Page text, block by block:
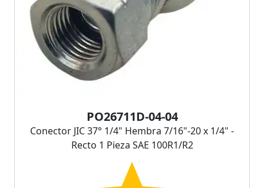
PO26711D-04-04
Conector JIC 37° 1/4" Hembra 7/16"-20 x 1/4" -
Recto 1 Pieza SAE 100R1/R2